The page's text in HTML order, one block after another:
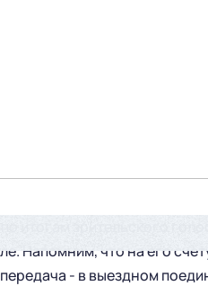
Напомним, что на его
- в выездном